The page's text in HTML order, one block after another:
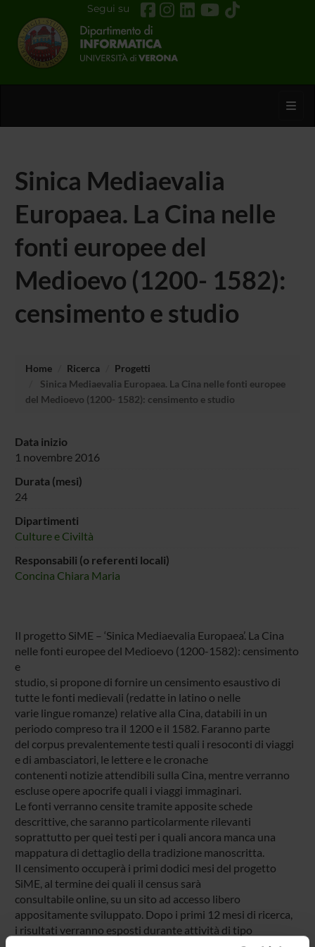
Segui su
Sinica Mediaevalia
Europaea. La Cina nelle
fonti europee del
Medioevo (1200- 1582):
censimento e studio
Home Ricerca
Progetti
Sinica Mediaevalia Europaea. La Cina nelle fonti europee
del Medioevo (1200- 1582): censimento e studio
Data inizio
1 novembre 2016
Durata (mesi)
24
Dipartimenti
Culture e Civiltà
Responsabili (o referenti locali)
Concina Chiara Maria
Il progetto SiME – ‘Sinica Mediaevalia Europaea’. La Cina
nelle fonti europee del Medioevo (1200-1582): censimento
e
studio, si propone di fornire un censimento esaustivo di
tutte le fonti medievali (redatte in latino o nelle
varie lingue romanze) relative alla Cina, databili in un
periodo compreso tra il 1200 e il 1582. Faranno parte
del corpus prevalentemente testi quali i resoconti di viaggi
e di ambasciatori, le lettere e le cronache
contenenti notizie attendibili sulla Cina, mentre verranno
escluse opere apocrife quali i viaggi immaginari.
Le fonti verranno censite tramite apposite schede
descrittive, che saranno particolarmente rilevanti
soprattutto per quei testi per i quali ancora manca una
mappatura di dettaglio della tradizione manoscritta.
Il censimento occuperà i primi dodici mesi del progetto
SiME, al termine dei quali il census sarà
consultabile online, su un sito ad accesso libero
appositamente sviluppato. Dopo i primi 12 mesi di ricerca,
i risultati verranno esposti durante attività di tipo